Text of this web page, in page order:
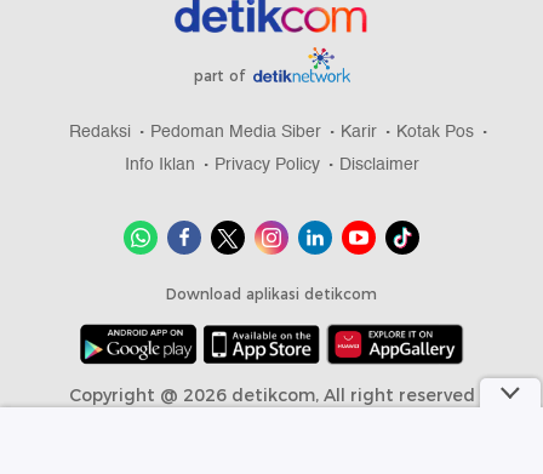
part of
Redaksi Pedoman Media Siber Karir
Kotak Pos
Info Iklan
Privacy Policy Disclaimer
Download aplikasi detikcom
Copyright @ 2026 detikcom, All right reserved